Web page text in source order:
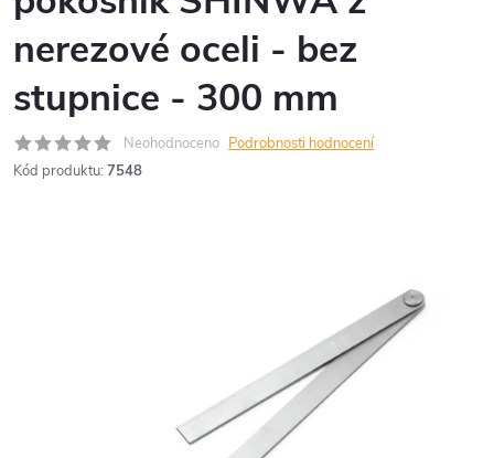
nerezové oceli - bez
stupnice - 300 mm
Neohodnoceno Podrobnosti hodnocení
Kód produktu: 7548